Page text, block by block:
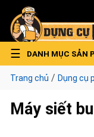
content
DANH MỤC SẢN
Trang chủ / Dụng cụ
Máy siết